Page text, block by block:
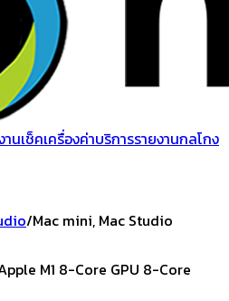
านเช็คเครื่องค่าบริการรายงานกลโกง
/Mac mini, Mac Studio